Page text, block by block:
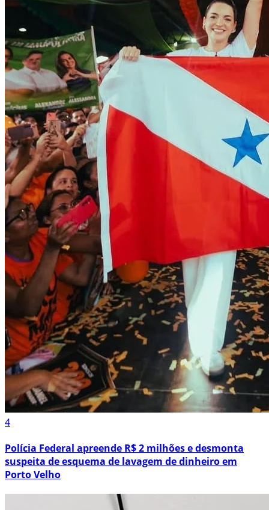
4
Polícia Federal apreende R$ 2 milhões e desmonta
suspeita de esquema de lavagem de dinheiro em
Porto Velho